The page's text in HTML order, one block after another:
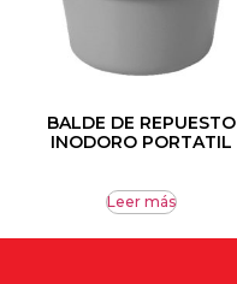
BALDE DE REPUESTO
INODORO PORTATIL
Leer más